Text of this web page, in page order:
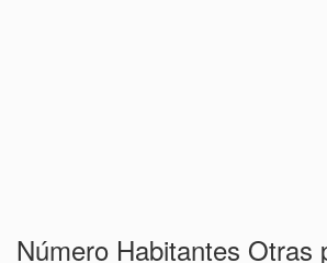
Número Habitantes Otras